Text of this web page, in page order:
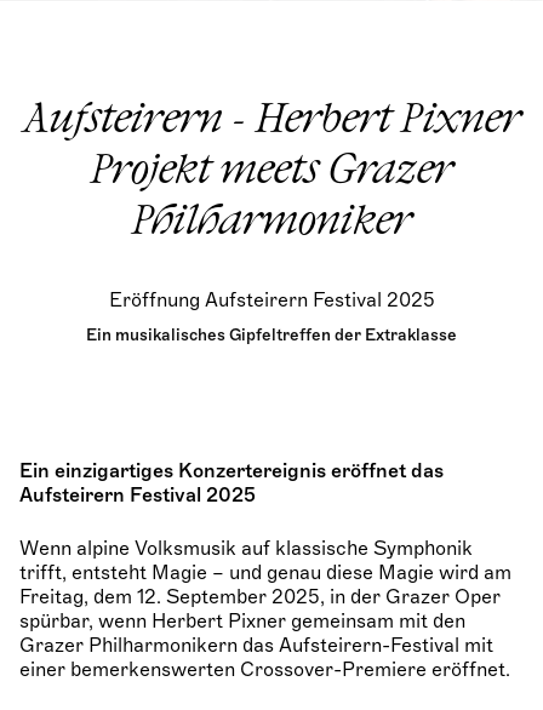
Aufsteirern - Herbert Pixner
Projekt meets Grazer
Philharmoniker
Eröffnung Aufsteirern Festival 2025
Ein musikalisches Gipfeltreffen der Extraklasse
Ein einzigartiges Konzertereignis eröffnet das
Aufsteirern Festival 2025
Wenn alpine Volksmusik auf klassische Symphonik
trifft, entsteht Magie – und genau diese Magie wird am
Freitag, dem 12. September 2025, in der Grazer Oper
spürbar, wenn Herbert Pixner gemeinsam mit den
Grazer Philharmonikern das Aufsteirern-Festival mit
einer bemerkenswerten Crossover-Premiere eröffnet.